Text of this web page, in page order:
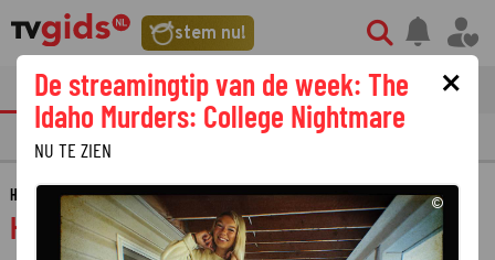
stem nu!
tvgids streaming nieuws
PRIMETIME GEMIST
HOME GIDS HOI DUGGEE
Hoi Duggee
×
De streamingtip van de week: The
Idaho Murders: College Nightmare
NU TE ZIEN
©